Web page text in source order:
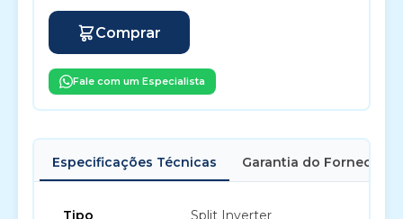
Comprar
Fale com um Especialista
Especificações Técnicas Garantia do Fornecedor
Tipo Split Inverter